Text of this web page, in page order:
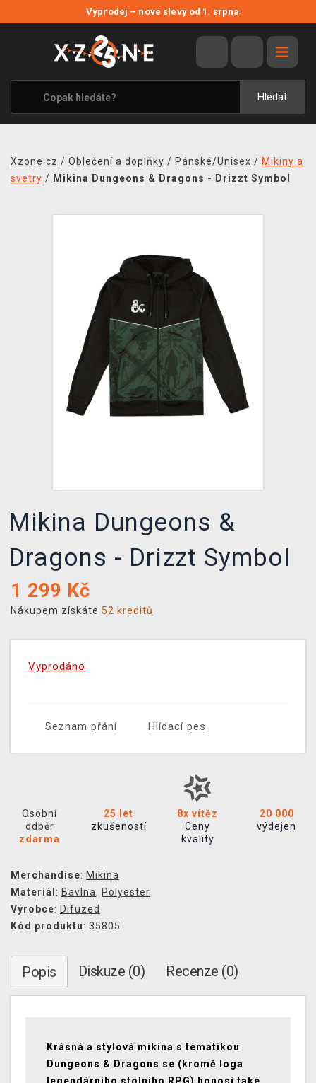
Výprodej – nové slevy od 1. srpna›
Hledat
VÝPRODEJ
VIDEOHRY
XZONE ORIGINALS
TÉMATIKY
MERCHANDISE
XZONE KLUB
TCG & BOARDGAME HUB
Xzone.cz / Oblečení a doplňky / Pánské/Unisex / Mikiny a
svetry / Mikina Dungeons & Dragons - Drizzt Symbol
Mikina Dungeons &
Dragons - Drizzt Symbol
1 299 Kč
Nákupem získáte 52 kreditů
Vyprodáno
Seznam přání Hlídací pes
Osobní
odběr
zdarma
25 let
zkušeností
8x vítěz
Ceny
kvality
20 000
výdejen
Merchandise: Mikina
Materiál : Bavlna, Polyester
Výrobce: Difuzed
Kód produktu: 35805
Popis Diskuze (0) Recenze (0)
Krásná a stylová mikina s tématikou
Dungeons & Dragons se (kromě loga